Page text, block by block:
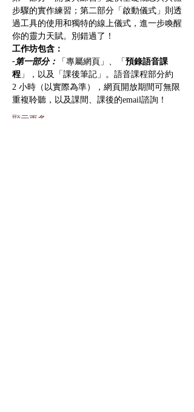
步驟的實作練習；第二部分「啟動儀式」則透
過工具的使用和獨特的線上儀式，進一步喚醒
你的靈力天賦。別錯過了！
工作坊包含：
-第一部分：
「專屬網頁」、「 預錄語音課
程 」，以及「課後筆記」。語音課程部分約
2 小時（以實際為準），網頁開放期間可無限
重複聆聽，以及課間、課後的email諮詢！
顯示更多